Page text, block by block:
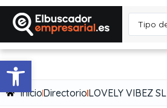
Abrir barra de herramientas
InicioDirectorioLOVELY VIBEZ SL